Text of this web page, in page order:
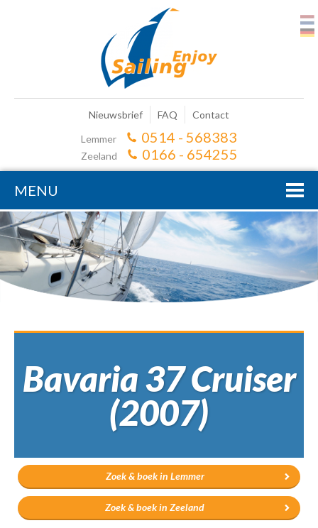
Nieuwsbrief FAQ
Contact
Lemmer
0514 - 568383
Zeeland 0166 - 654255
MENU
Bavaria 37 Cruiser
(2007)
Zoek & boek in Lemmer
Zoek & boek in Zeeland